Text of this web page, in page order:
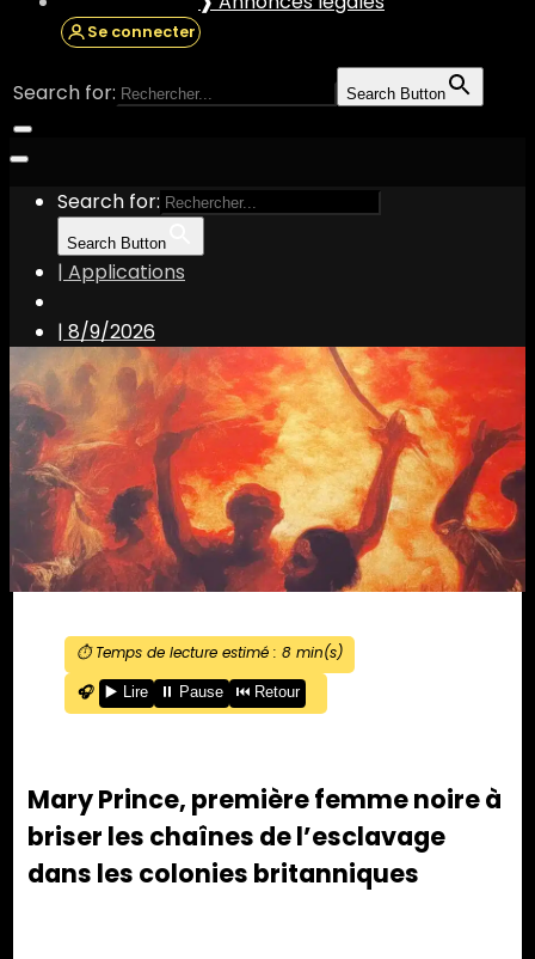
Se connecter
Search for: Search Button
Search for:
Search Button
| Applications
| 8/9/2026
⏱️ Temps de lecture estimé : 8min(s)
🎧
▶️ Lire ⏸️ Pause ⏮️ Retour
Mary Prince, première femme noire à
briser les chaînes de l’esclavage
dans les colonies britanniques